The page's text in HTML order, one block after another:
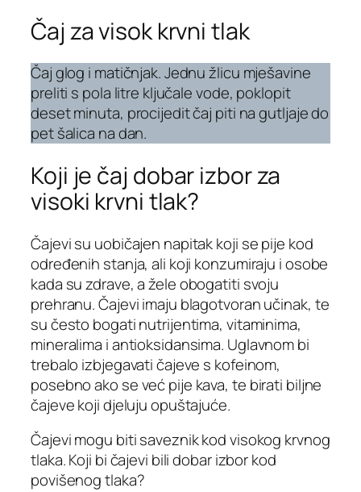
Čaj za visok krvni tlak
Čaj glog i matičnjak. Jednu žlicu mješavine
preliti s pola litre ključale vode, poklopit
deset minuta, procijedit čaj piti na gutljaje do
pet šalica na dan.
Koji je čaj dobar izbor za
visoki krvni tlak?
Čajevi su uobičajen napitak koji se pije kod
određenih stanja, ali koji konzumiraju i osobe
kada su zdrave, a žele obogatiti svoju
prehranu. Čajevi imaju blagotvoran učinak, te
su često bogati nutrijentima, vitaminima,
mineralima i antioksidansima. Uglavnom bi
trebalo izbjegavati čajeve s kofeinom,
posebno ako se već pije kava, te birati biljne
čajeve koji djeluju opuštajuće.
Čajevi mogu biti saveznik kod visokog krvnog
tlaka. Koji bi čajevi bili dobar izbor kod
povišenog tlaka?